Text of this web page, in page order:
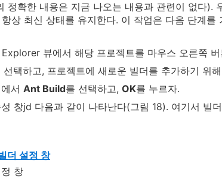
정확한 내용은 지금 나오는 내용과 관련이 없다).
상 최신 상태를 유지한다. 이 작업은 다음 단계를
뷰에서 해당 프로젝트를 마우스 오른쪽
택하고, 프로젝트에 새로운 빌더를 추가하기 위해
서 Ant Build를 선택하고, OK를 누르자.
창jd 다음과 같이 나타난다(그림 18). 여기서 빌
더 설정 창